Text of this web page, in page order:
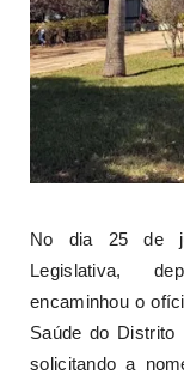
No dia 25 de
Legislativa,
encaminhou o
Saúde do Distrito
solicitando a